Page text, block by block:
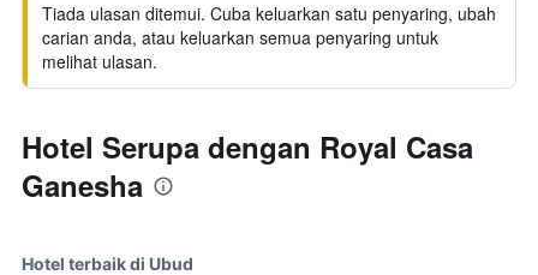
Tiada ulasan ditemui. Cuba keluarkan satu penyaring, ubah
carian anda, atau keluarkan semua penyaring untuk
melihat ulasan.
Hotel Serupa dengan Royal Casa
Ganesha
Hotel terbaik di Ubud